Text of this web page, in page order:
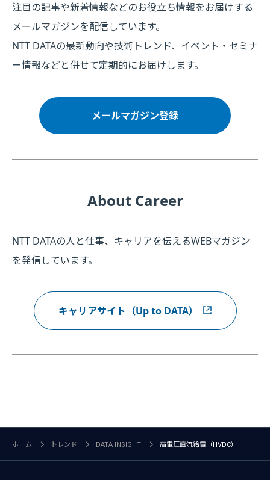
注目の記事や新着情報などのお役立ち情報をお届けする
メールマガジンを配信しています。
NTT DATAの最新動向や技術トレンド、イベント・セミナ
ー情報などと併せて定期的にお届けします。
メールマガジン登録
About Career
NTT DATAの人と仕事、キャリアを伝えるWEBマガジン
を発信しています。
キャリアサイト（Up to DATA）
ホーム トレンド DATA INSIGHT 高電圧直流給電（HVDC）